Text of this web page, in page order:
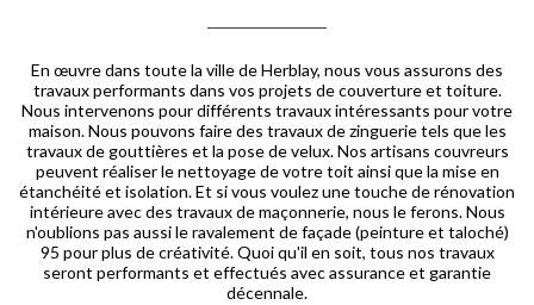
En œuvre dans toute la ville de Herblay, nous vous assurons des
travaux performants dans vos projets de couverture et toiture.
Nous intervenons pour différents travaux intéressants pour votre
maison. Nous pouvons faire des travaux de zinguerie tels que les
travaux de gouttières et la pose de velux. Nos artisans couvreurs
peuvent réaliser le nettoyage de votre toit ainsi que la mise en
étanchéité et isolation. Et si vous voulez une touche de rénovation
intérieure avec des travaux de maçonnerie, nous le ferons. Nous
n'oublions pas aussi le ravalement de façade (peinture et taloché)
95 pour plus de créativité. Quoi qu'il en soit, tous nos travaux
seront performants et effectués avec assurance et garantie
décennale.